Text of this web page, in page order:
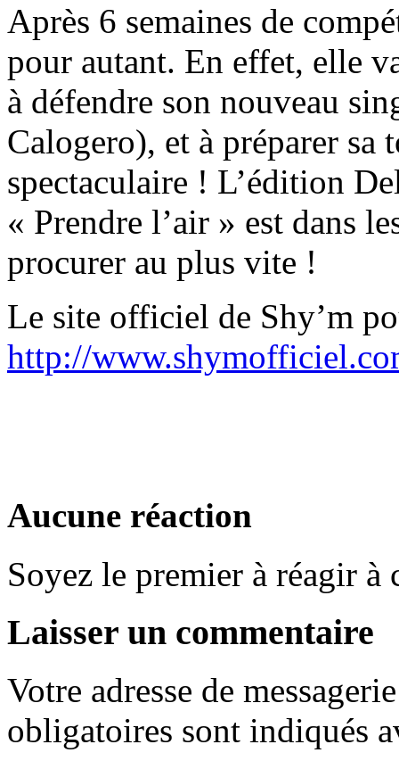
Après 6 semaines de
pour autant. En effet, elle
à défendre son nouveau
Calogero), et à préparer sa
spectaculaire ! L’édition
« Prendre l’air » est dans
procurer au plus vite !
Le site officiel de Shy’m
http://
Aucune réaction
Soyez le premier à réagir à
Laisser un commentaire
Votre adresse de
obligatoires sont indiqués